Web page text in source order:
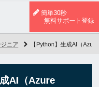
簡単30秒
無料サポート登録
ニア 【Python】生成AI（
AI（Azure